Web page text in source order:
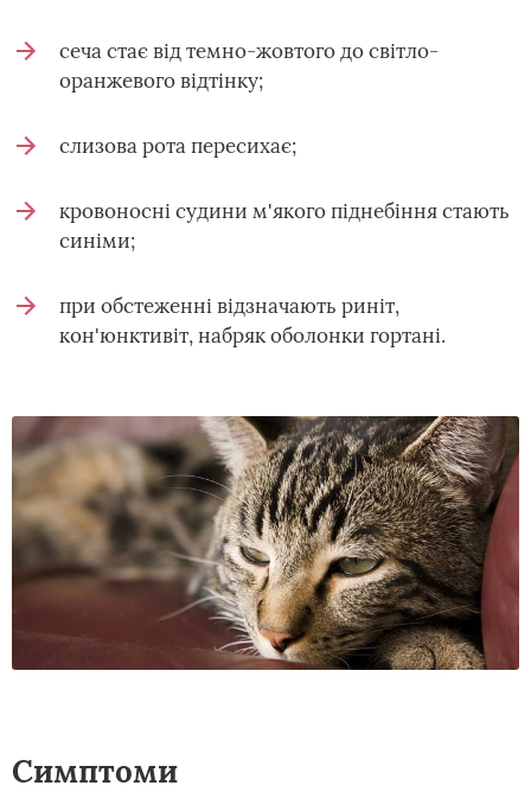
сеча стає від темно-жовтого до світло-
оранжевого відтінку;
слизова рота пересихає;
кровоносні судини м'якого піднебіння стають
синіми;
при обстеженні відзначають риніт,
кон'юнктивіт, набряк оболонки гортані.
Симптоми